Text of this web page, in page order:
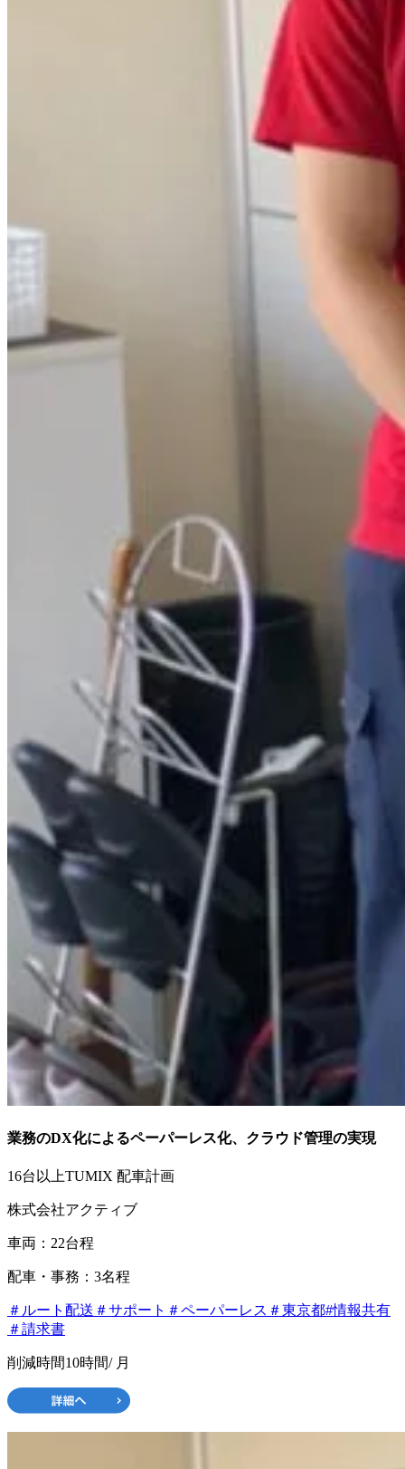
業務のDX化によるペーパーレス化、クラウド管理の実現
16台以上TUMIX 配車計画
株式会社アクティブ
車両：22台程
配車・事務：3名程
＃ルート配送 ＃サポート ＃ペーパーレス ＃東京都#情報共有
＃請求書
削減時間10時間/ 月